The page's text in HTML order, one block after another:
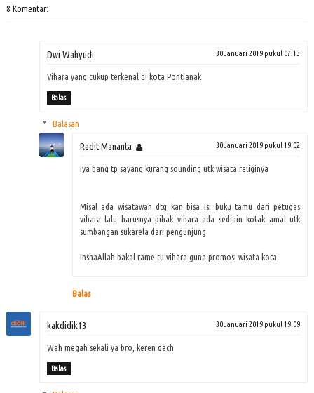
8 Komentar:
Dwi Wahyudi 30 Januari 2019 pukul 07.13
Vihara yang cukup terkenal di kota Pontianak
Balas
Balasan
Radit Mananta 30 Januari 2019 pukul 19.02
Iya bang tp sayang kurang sounding utk wisata religinya
Misal ada wisatawan dtg kan bisa isi buku tamu dari petugas
vihara lalu harusnya pihak vihara ada sediain kotak amal utk
sumbangan sukarela dari pengunjung
InshaAllah bakal rame tu vihara guna promosi wisata kota
Balas
kakdidik13 30 Januari 2019 pukul 19.09
Wah megah sekali ya bro, keren dech
Balas